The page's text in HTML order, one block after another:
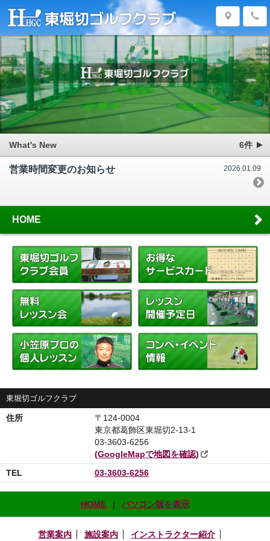
What's New ▼
6件
2026.01.09
営業時間変更のお知らせ
2025.07.14
営業案内
バンカー使用は中学生･･･
2024.09.26
営業案内
この度、弊社 東堀切ゴ･･･
2024.07.16
グリーンのオープンの中止
≪グリーンのオープンの･･･
2023.06.22
お知らせ
練習する時には、必ずグ･･･
夏季休業のお知らせ
夏季休業のお知らせ 8･･･
HOME
東堀切ゴルフクラブ
住所
〒124-0004
東京都葛飾区東堀切2-13-1
03-3603-6256
(GoogleMapで地図を確認)
TEL
03-3603-6256
HOME | パソコン版を表示
営業案内 施設案内 インストラクター紹介